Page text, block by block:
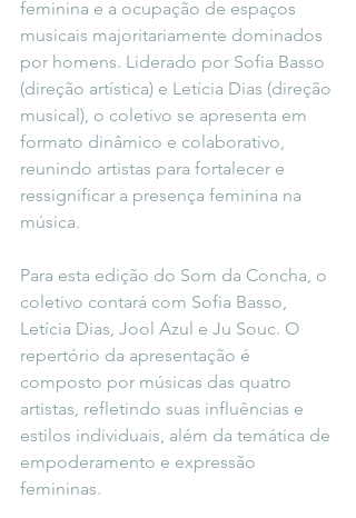
feminina e a ocupação de espaços
musicais majoritariamente dominados
por homens. Liderado por Sofia Basso
(direção artística) e Letícia Dias (direção
musical), o coletivo se apresenta em
formato dinâmico e colaborativo,
reunindo artistas para fortalecer e
ressignificar a presença feminina na
música.
Para esta edição do Som da Concha, o
coletivo contará com Sofia Basso,
Letícia Dias, Jool Azul e Ju Souc. O
repertório da apresentação é
composto por músicas das quatro
artistas, refletindo suas influências e
estilos individuais, além da temática de
empoderamento e expressão
femininas.